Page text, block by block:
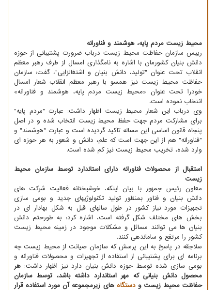
محیط زیست مردم پایه، هوشمند و فناورانه
رییس سازمان حفاظت محیط زیست درباب ضرورت پشتیبانی از حوزه
دانش بنیان کشورمان با اشاره به نامگذاری امسال از طرف رهبر معظم
انقلاب تحت عنوان "تولید، دانش بنیان و اشتغالزایی"، گفت: سازمان
حفاظت محیط زیست نیز همسو با رهبر معظم انقلاب شعار امسال
خودرا تحت عنوان «محیط زیست مردم پایه، هوشمند و فناورانه»
انتخاب نموده است.
وی درباب این شعار محیط زیست اظهار داشت: عبارت "مردم پایه"
برای مشارکت مردم جهت حفظ محیط زیست انتخاب شده و در اصل
پنجاه قانون اساسی این مساله تاکید گردیده است و عبارت "هوشمند" و
"فناورانه" هم از این جهت است که علم، دانش و شعور به هر حوزه ای
وارد شده، تخریب محیط زیست نیز کم شده است.
استقبال از محصولات فناورانه دارای استاندارد توسط سازمان محیط
زیست
معاون رئیس جمهور با بیان اینکه، خوشبختانه فعالیت شرکت های
دانش بنیان و فناور بمنظور تولید تکنولوژیهای جدید و بومی سازی
تجهیزات مورد نیاز کشور در طول سالهای قبل به شکل بهادار ای در
بخش های مختلف شکل گرفته است، اشاره کرد: به طورحتم دانش
بنیان ها می توانند مسائل و مشکلات موجود در زمینه محیط زیست
کشور را مرتفع و ساماندهی کنند.
سلاجقه در پاسخ به این پرسش که سازمان صیانت از محیط زیست چه
برنامه ای برای پشتیبانی از استفاده از تجهیزات و محصولات فناورانه و
بومی سازی شده توسط حوزه دانش بنیان دارد نیز اظهار داشت: هر
محصول دانش بنیانی که مهر استاندارد داشته باشد، توسط سازمان
حفاظت محیط زیست ودستگاه های زیرمجموعه آن مورد استفاده قرار